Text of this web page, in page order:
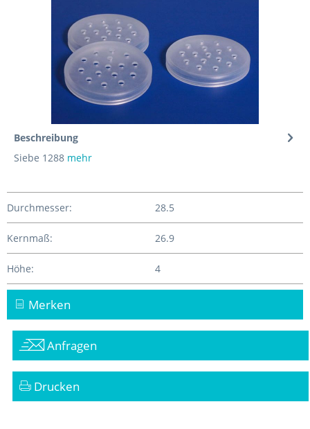
Beschreibung
Siebe 1288 mehr
Durchmesser: 28.5
Kernmaß: 26.9
Höhe: 4
Merken
Anfragen
Drucken